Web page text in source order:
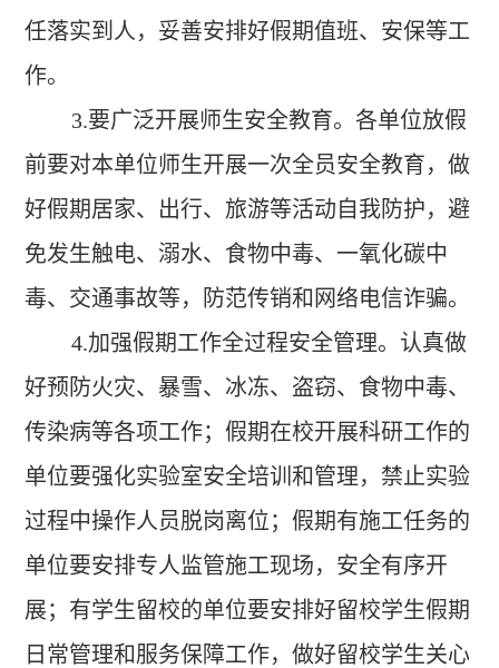
任落实到人，妥善安排好假期值班、安保等工
作。
3.要广泛开展师生安全教育。各单位放假
前要对本单位师生开展一次全员安全教育，做
好假期居家、出行、旅游等活动自我防护，避
免发生触电、溺水、食物中毒、一氧化碳中
毒、交通事故等，防范传销和网络电信诈骗。
4.加强假期工作全过程安全管理。认真做
好预防火灾、暴雪、冰冻、盗窃、食物中毒、
传染病等各项工作；假期在校开展科研工作的
单位要强化实验室安全培训和管理，禁止实验
过程中操作人员脱岗离位；假期有施工任务的
单位要安排专人监管施工现场，安全有序开
展；有学生留校的单位要安排好留校学生假期
日常管理和服务保障工作，做好留校学生关心